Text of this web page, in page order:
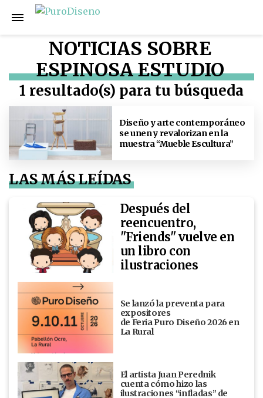
NOTICIAS SOBRE
ESPINOSA ESTUDIO
1 resultado(s) para tu búsqueda
Diseño y arte contemporáneo
se unen y revalorizan en la
muestra “Mueble Escultura”
LAS MÁS LEÍDAS
Después del
reencuentro,
"Friends" vuelve en
un libro con
ilustraciones
Se lanzó la preventa para
expositores
de Feria Puro Diseño 2026 en
La Rural
El artista Juan Perednik
cuenta cómo hizo las
ilustraciones “infladas” de